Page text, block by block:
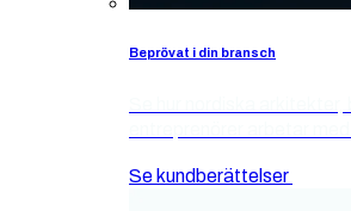
Beprövat i din bransch
Se kundberättelser